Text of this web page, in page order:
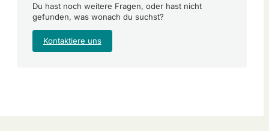
Du hast noch weitere Fragen, oder hast nicht
gefunden, was wonach du suchst?
Kontaktiere uns